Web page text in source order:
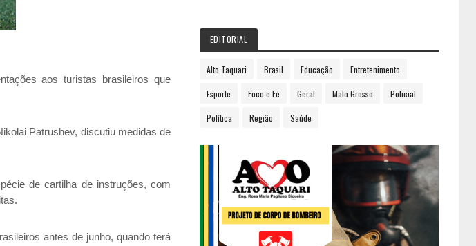
aos turistas brasileiros que
Patrushev, discutiu medidas de
de cartilha de instruções, com
antes de junho, quando terá
EDITORIAL
Alto Taquari Brasil Educação Entretenimento
Esporte Foco e Fé Geral Mato Grosso Policial
Política Região Saúde